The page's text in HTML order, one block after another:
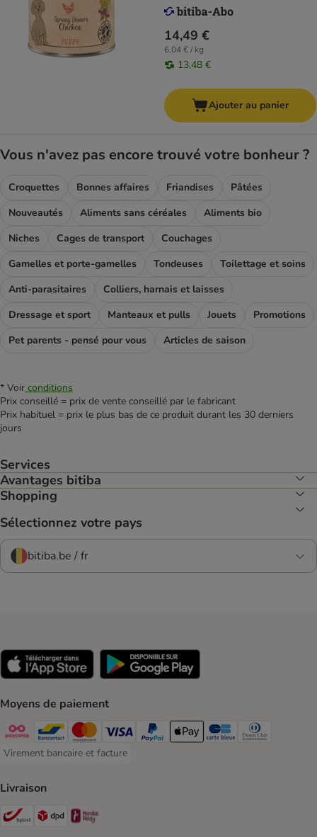
14,49 €
6,04 € / kg
13,48 €
Ajouter au panier
Vous n'avez pas encore trouvé votre bonheur ?
Croquettes Bonnes affaires Friandises
Pâtées
Nouveautés
Aliments sans céréales
Aliments bio
Niches
Cages de transport
Couchages
Gamelles et porte-gamelles
Tondeuses
Toilettage et soins
Anti-parasitaires
Colliers, harnais et laisses
Dressage et sport
Manteaux et pulls Jouets
Promotions
Pet parents - pensé pour vous
Articles de saison
* Voir conditions
Prix conseillé = prix de vente conseillé par le fabricant
Prix habituel = prix le plus bas de ce produit durant les 30 derniers
jours
Services
Avantages bitiba
Shopping
Sélectionnez votre pays
bitiba.be / fr
Moyens de paiement
Payconiq Payment Method
Bancontact Payment Method
Mastercard Payment Method
Visa Payment Method
Paypal Payment Method
Apple Pay Payment Method
Carte bleue Payment
Diners club
Virement bancaire et facture
Virement bancaire et facture Payment Method
Livraison
Bpost Shipping Method
DPD Shipping Method